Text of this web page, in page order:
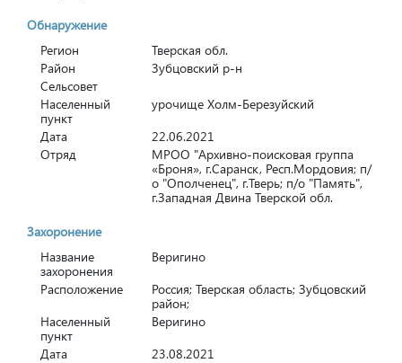
Обнаружение
Регион
Тверская обл.
Район
Зубцовский р-н
Сельсовет
Населенный
пункт
урочище Холм-Березуйский
Дата
22.06.2021
Отряд
МРОО "Архивно-поисковая группа
«Броня», г.Саранск, Респ.Мордовия; п/
о "Ополченец", г.Тверь; п/о "Память",
г.Западная Двина Тверской обл.
Захоронение
Название
захоронения
Веригино
Расположение
Россия; Тверская область; Зубцовский
район;
Населенный
пункт
Веригино
Дата
23.08.2021